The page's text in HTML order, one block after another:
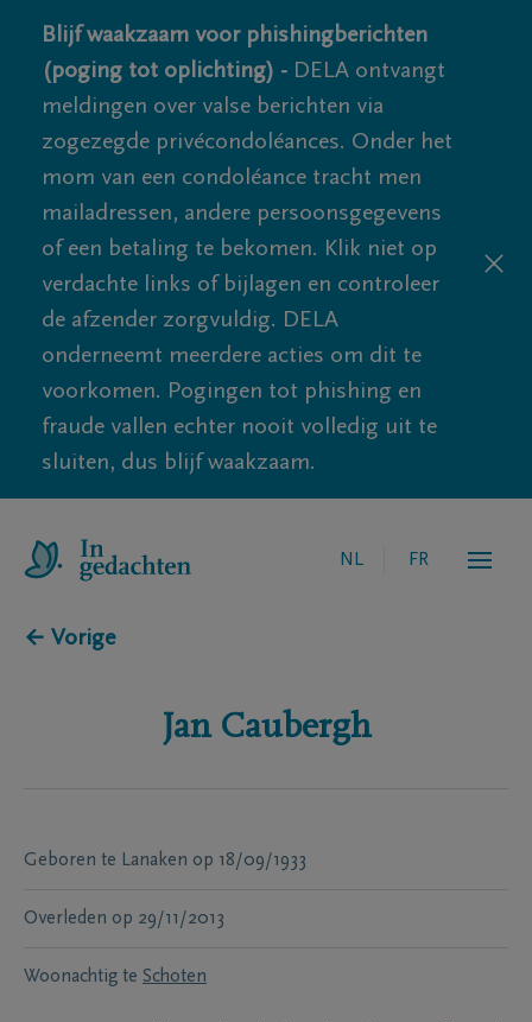
Blijf waakzaam voor phishingberichten
(poging tot oplichting) - DELA ontvangt
meldingen over valse berichten via
zogezegde privécondoléances. Onder het
mom van een condoléance tracht men
mailadressen, andere persoonsgegevens
of een betaling te bekomen. Klik niet op
verdachte links of bijlagen en controleer
de afzender zorgvuldig. DELA
onderneemt meerdere acties om dit te
voorkomen. Pogingen tot phishing en
fraude vallen echter nooit volledig uit te
sluiten, dus blijf waakzaam.
NL FR
← Vorige
Jan Caubergh
Geboren te Lanaken op 18/09/1933
Overleden op 29/11/2013
Woonachtig te Schoten